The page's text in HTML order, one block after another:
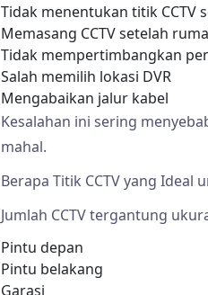
Tidak menentukan titik CCTV
Memasang CCTV setelah
Tidak mempertimbangkan
Salah memilih lokasi DVR
Mengabaikan jalur kabel
Kesalahan ini sering
mahal.
Berapa Titik CCTV yang Ideal
Jumlah CCTV tergantung
Pintu depan
Pintu belakang
Garasi